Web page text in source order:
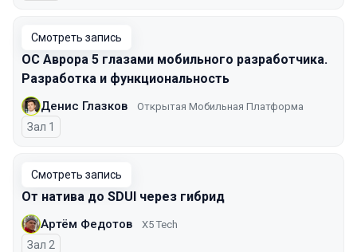
Смотреть запись
ОС Аврора 5 глазами мобильного разработчика.
Разработка и функциональность
Денис Глазков Открытая Мобильная Платформа
Зал 1
Смотреть запись
От натива до SDUI через гибрид
Артём Федотов X5 Tech
Зал 2